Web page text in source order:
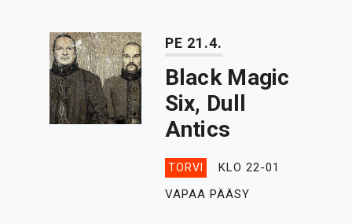
PE 21.4.
Black Magic
Six, Dull
Antics
TORVI
KLO 22-01
VAPAA PÄÄSY